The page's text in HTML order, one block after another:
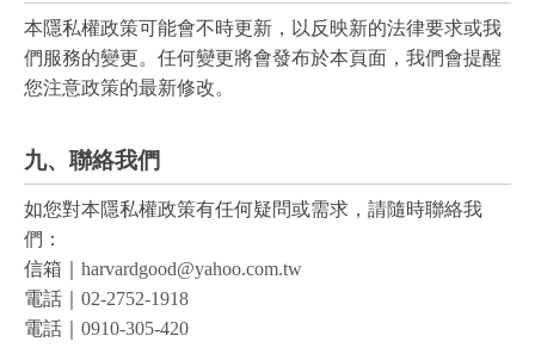
本隱私權政策可能會不時更新，以反映新的法律要求或我
們服務的變更。任何變更將會發布於本頁面，我們會提醒
您注意政策的最新修改。
九、聯絡我們
如您對本隱私權政策有任何疑問或需求，請隨時聯絡我
們：
信箱｜ harvardgood@yahoo.com.tw
電話｜ 02-2752-1918
電話｜ 0910-305-420